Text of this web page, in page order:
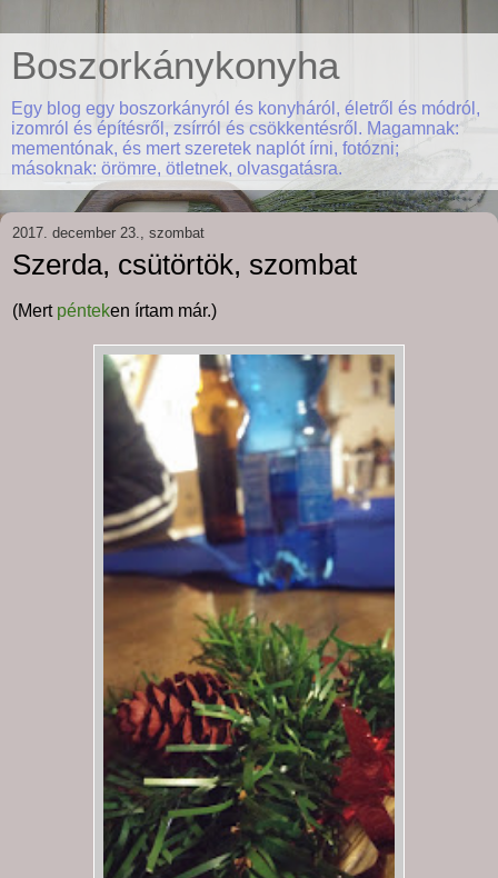
Boszorkánykonyha
Egy blog egy boszorkányról és konyháról, életről és módról,
izomról és építésről, zsírról és csökkentésről. Magamnak:
mementónak, és mert szeretek naplót írni, fotózni;
másoknak: örömre, ötletnek, olvasgatásra.
2017. december 23., szombat
Szerda, csütörtök, szombat
(Mert pénteken írtam már.)